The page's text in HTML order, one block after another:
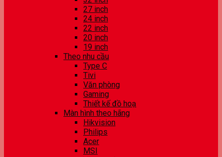
27 inch
24 inch
22 inch
20 inch
19 inch
Theo nhu cầu
Type C
Tivi
Văn phòng
Gaming
Thiết kế đồ hoạ
Màn hình theo hãng
Hikvision
Philips
Acer
MSI